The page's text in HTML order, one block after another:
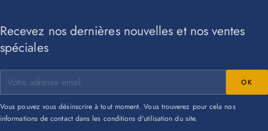
Recevez nos dernières nouvelles et nos ventes
spéciales
Vous pouvez vous désinscrire à tout moment. Vous trouverez pour cela nos
informations de contact dans les conditions d'utilisation du site.